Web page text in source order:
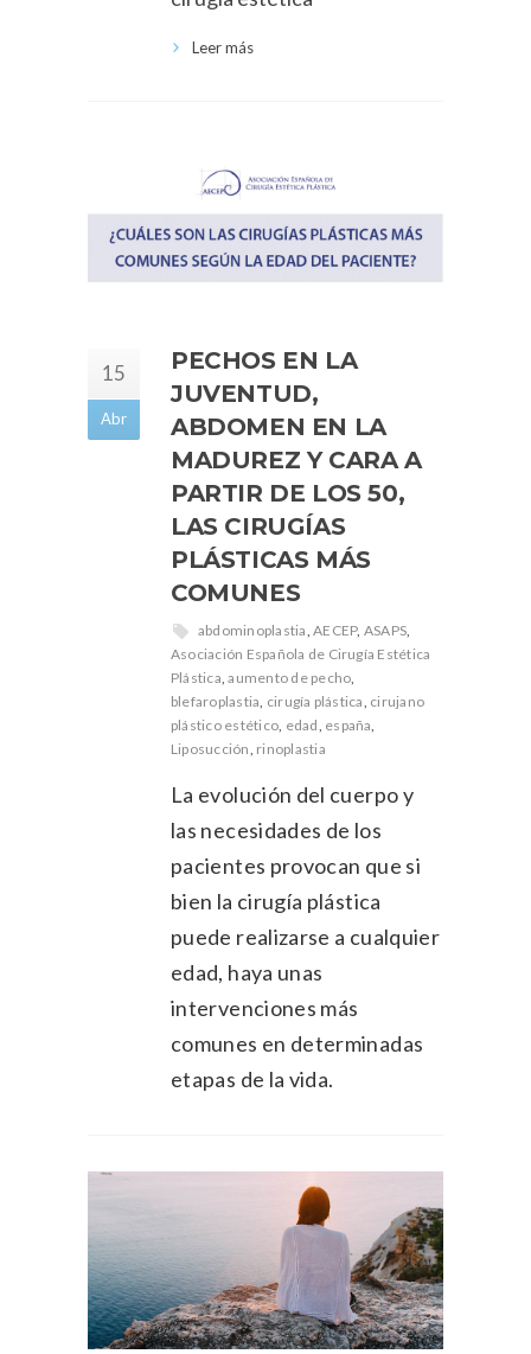
Leer más
15
Abr
PECHOS EN LA
JUVENTUD,
ABDOMEN EN LA
MADUREZ Y CARA A
PARTIR DE LOS 50,
LAS CIRUGÍAS
PLÁSTICAS MÁS
COMUNES
abdominoplastia,AECEP, ASAPS,
Asociación Española de Cirugía Estética
Plástica,aumento de pecho,
blefaroplastia, cirugía plástica, cirujano
plástico estético, edad, españa,
Liposucción, rinoplastia
La evolución del cuerpo y
las necesidades de los
pacientes provocan que si
bien la cirugía plástica
puede realizarse a cualquier
edad, haya unas
intervenciones más
comunes en determinadas
etapas de la vida.